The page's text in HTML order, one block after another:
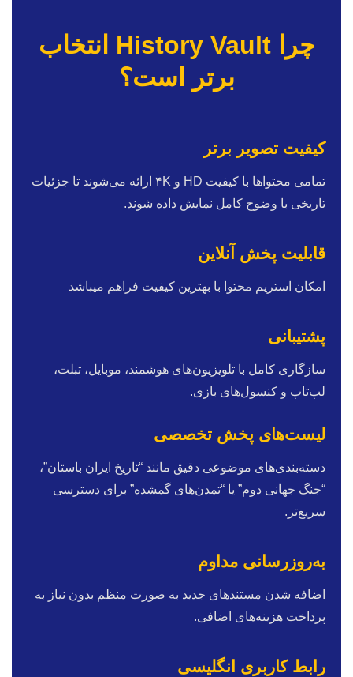
چرا History Vault انتخاب
برتر است؟
کیفیت تصویر برتر
تمامی محتواها با کیفیت HD و ۴K ارائه می‌شوند تا جزئیات
تاریخی با وضوح کامل نمایش داده شوند.
قابلیت پخش آنلاین
امکان استریم محتوا با بهترین کیفیت فراهم میباشد
پشتیبانی
سازگاری کامل با تلویزیون‌های هوشمند، موبایل، تبلت،
لپ‌تاپ و کنسول‌های بازی.
لیست‌های پخش تخصصی
دسته‌بندی‌های موضوعی دقیق مانند “تاریخ ایران باستان”،
“جنگ جهانی دوم” یا “تمدن‌های گمشده” برای دسترسی
سریع‌تر.
به‌روزرسانی مداوم
اضافه شدن مستندهای جدید به صورت منظم بدون نیاز به
پرداخت هزینه‌های اضافی.
رابط کاربری انگلیسی